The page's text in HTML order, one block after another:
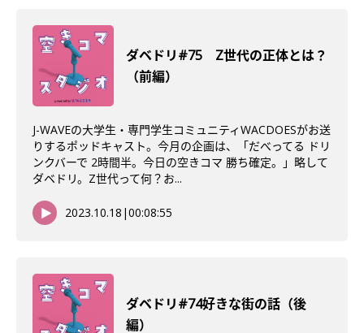
ダベドリ#75 Z世代の正体とは？
（前編）
J-WAVEの大学生・専門学生コミュニティWACDOESがお送
りするポッドキャスト。今月の企画は、「だべってる ドリ
ンクバーで 2時間半。今日の空きコマ 勝ち確定。」略して
ダベドリ。Z世代って何？お...
2023.10.18 |00:08:55
ダベドリ#74好きな街の話（後
編）